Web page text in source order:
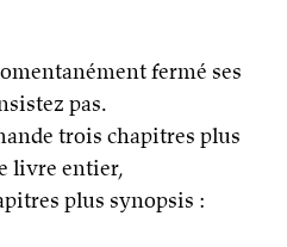
fermé ses
pas.
trois chapitres plus
livre entier,
plus synopsis :